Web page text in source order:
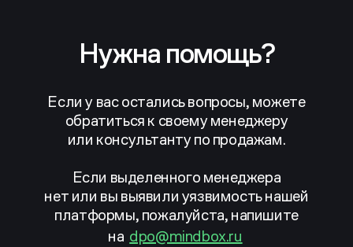
Нужна помощь?
Если у вас остались вопросы, можете
обратиться к своему менеджеру
или консультанту по продажам.
Если выделенного менеджера
нет или вы выявили уязвимость нашей
платформы, пожалуйста, напишите
на dpo@mindbox.ru